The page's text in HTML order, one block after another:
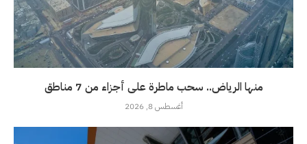
منها الرياض.. سحب ماطرة على أجزاء من 7 مناطق
أغسطس 8, 2026